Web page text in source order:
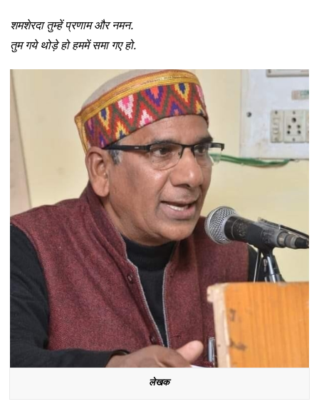
शमशेरदा तुम्हें प्रणाम और नमन.
तुम गये थोड़े हो हममें समा गए हो.
लेखक